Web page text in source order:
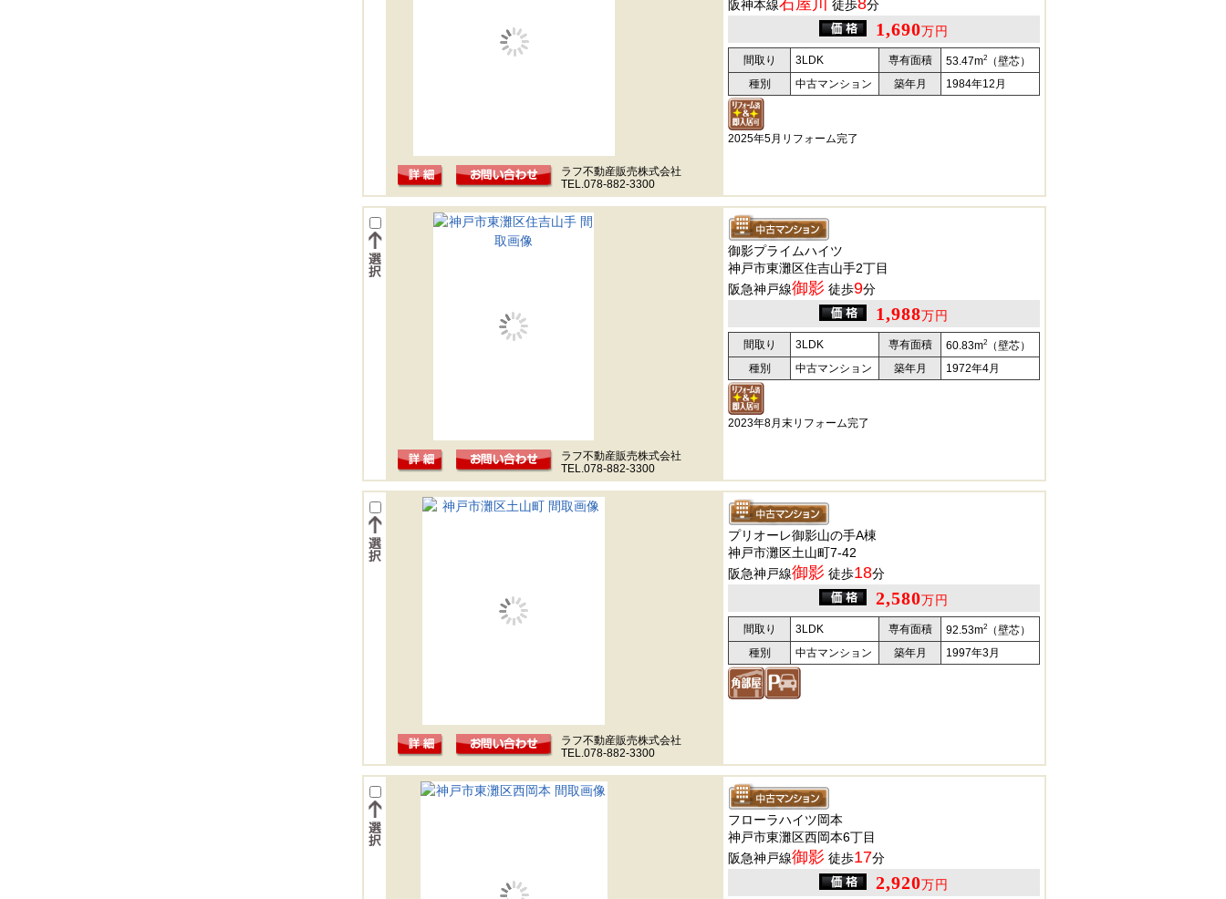
ラフ不動産販売株式会社
TEL.078-882-3300
阪神本線石屋川 徒歩8分
1,690万円
間取り 3LDK 専有面積 53.47m2
（壁芯）
種別
中古マンション 築年月 1984年12月
2025年5月リフォーム完了
ラフ不動産販売株式会社
TEL.078-882-3300
御影プライムハイツ
神戸市東灘区住吉山手2丁目
阪急神戸線御影 徒歩9分
1,988万円
間取り 3LDK 専有面積 60.83m2
（壁芯）
種別
中古マンション 築年月 1972年4月
2023年8月末リフォーム完了
ラフ不動産販売株式会社
TEL.078-882-3300
プリオーレ御影山の手A棟
神戸市灘区土山町7-42
阪急神戸線御影 徒歩18分
2,580万円
間取り 3LDK 専有面積 92.53m2
（壁芯）
種別
中古マンション 築年月 1997年3月
フローラハイツ岡本
神戸市東灘区西岡本6丁目
阪急神戸線御影 徒歩17分
2,920万円